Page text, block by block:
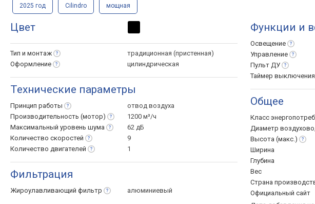
2025 год Cilindro мощная
Цвет
Тип и монтаж
традиционная (пристенная)
Оформление
цилиндрическая
Технические параметры
Принцип работы
отвод воздуха
Производительность (мотор)
1200 м³/ч
Максимальный уровень шума
62 дБ
Количество скоростей
9
Количество двигателей 1
Фильтрация
Жироулавливающий фильтр алюминиевый
Функции и
Освещение
Управление
Пульт ДУ
Таймер выключения
Общее
Класс
Диаметр
Высота (макс.)
Ширина
Глубина
Вес
Страна
Официальный сайт